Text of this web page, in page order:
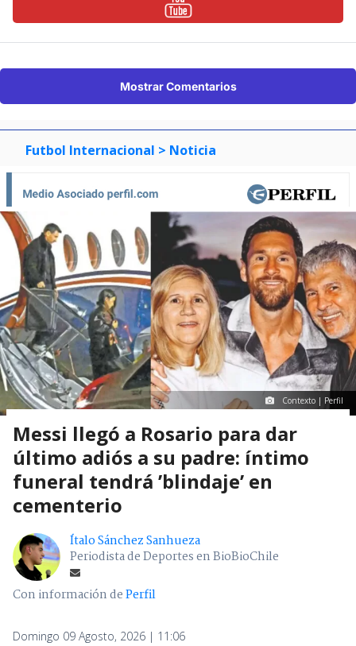
Mostrar Comentarios
Futbol Internacional > Noticia
Contexto | Perfil
Messi llegó a Rosario para dar
último adiós a su padre: íntimo
funeral tendrá ’blindaje’ en
cementerio
Ítalo Sánchez Sanhueza
Periodista de Deportes en BioBioChile
Con información dePerfil
Domingo 09 Agosto, 2026 | 11:06